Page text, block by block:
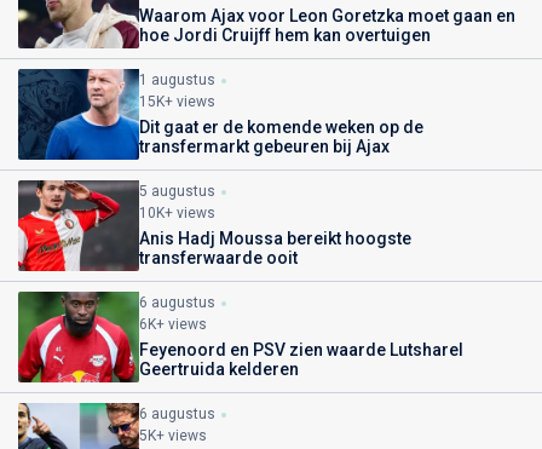
Waarom Ajax voor Leon Goretzka moet gaan en
hoe Jordi Cruijff hem kan overtuigen
1 augustus
15K+ views
Dit gaat er de komende weken op de
transfermarkt gebeuren bij Ajax
5 augustus
10K+ views
Anis Hadj Moussa bereikt hoogste
transferwaarde ooit
6 augustus
6K+ views
Feyenoord en PSV zien waarde Lutsharel
Geertruida kelderen
6 augustus
5K+ views